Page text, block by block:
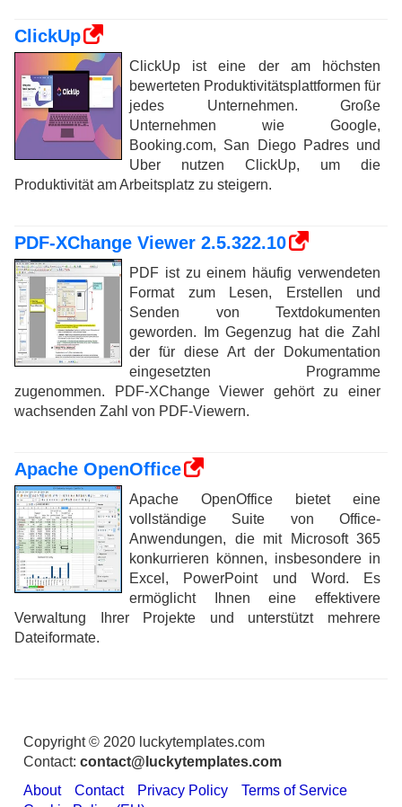
ClickUp
ClickUp ist eine der am höchsten
bewerteten Produktivitätsplattformen für
jedes Unternehmen. Große
Unternehmen wie Google,
Booking.com, San Diego Padres und
Uber nutzen ClickUp, um die
Produktivität am Arbeitsplatz zu steigern.
PDF-XChange Viewer 2.5.322.10
PDF ist zu einem häufig verwendeten
Format zum Lesen, Erstellen und
Senden von Textdokumenten
geworden. Im Gegenzug hat die Zahl
der für diese Art der Dokumentation
eingesetzten Programme
zugenommen. PDF-XChange Viewer gehört zu einer
wachsenden Zahl von PDF-Viewern.
Apache OpenOffice
Apache OpenOffice bietet eine
vollständige Suite von Office-
Anwendungen, die mit Microsoft 365
konkurrieren können, insbesondere in
Excel, PowerPoint und Word. Es
ermöglicht Ihnen eine effektivere
Verwaltung Ihrer Projekte und unterstützt mehrere
Dateiformate.
Copyright © 2020 luckytemplates.com
Contact: contact@luckytemplates.com
About
Contact Privacy Policy
Terms of Service